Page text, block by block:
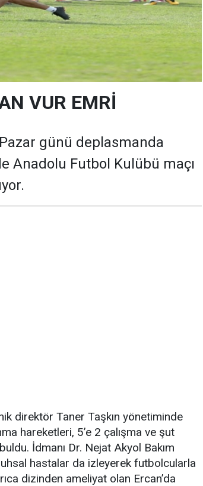
VUR EMRİ
günü deplasmanda
Anadolu Futbol Kulübü maçı
direktör Taner Taşkın yönetiminde
hareketleri, 5’e 2 çalışma ve şut
İdmanı Dr. Nejat Akyol Bakım
hastalar da izleyerek futbolcularla
dizinden ameliyat olan Ercan’da